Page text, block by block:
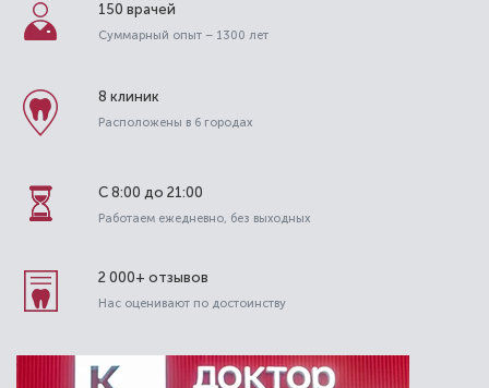
Киреева Валерия Львовна
Стоматолог-детский
Стаж работы: 15 лет
150 врачей
Суммарный опыт – 1300 лет
8 клиник
Расположены в 6 городах
С 8:00 до 21:00
Работаем ежедневно, без выходных
2 000+ отзывов
Нас оценивают по достоинству